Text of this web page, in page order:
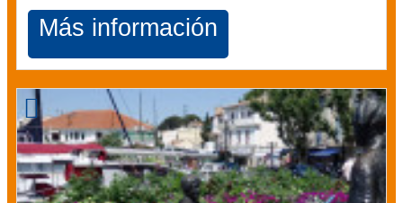
Más información